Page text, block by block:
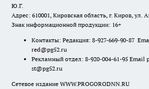
Ю.Г.
Адрес: 610001, Кировская область, г. Киров, ул.
Знак информационной продукции: 16+
Контакты: Редакция: 8-927-669-90-87
red@pg52.ru
Рекламный отдел: 8-920-004-61-95 Email
st@pg52.ru
Сетевое издание WWW.PROGORODNN.RU